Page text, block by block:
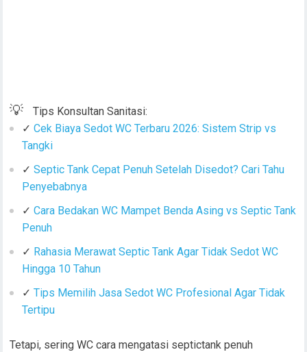
💡
Tips Konsultan Sanitasi:
✓ Cek Biaya Sedot WC Terbaru 2026: Sistem Strip vs
Tangki
✓ Septic Tank Cepat Penuh Setelah Disedot? Cari Tahu
Penyebabnya
✓ Cara Bedakan WC Mampet Benda Asing vs Septic Tank
Penuh
✓ Rahasia Merawat Septic Tank Agar Tidak Sedot WC
Hingga 10 Tahun
✓ Tips Memilih Jasa Sedot WC Profesional Agar Tidak
Tertipu
Tetapi, sering WC cara mengatasi septictank penuh